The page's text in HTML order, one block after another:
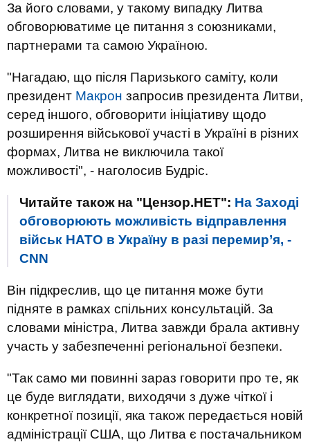
За його словами, у такому випадку Литва
обговорюватиме це питання з союзниками,
партнерами та самою Україною.
"Нагадаю, що після Паризького саміту, коли
президент Макрон запросив президента Литви,
серед іншого, обговорити ініціативу щодо
розширення військової участі в Україні в різних
формах, Литва не виключила такої
можливості", - наголосив Будріс.
Читайте також на "Цензор.НЕТ": На Заході
обговорюють можливість відправлення
військ НАТО в Україну в разі перемир’я, -
CNN
Він підкреслив, що це питання може бути
підняте в рамках спільних консультацій. За
словами міністра, Литва завжди брала активну
участь у забезпеченні регіональної безпеки.
"Так само ми повинні зараз говорити про те, як
це буде виглядати, виходячи з дуже чіткої і
конкретної позиції, яка також передається новій
адміністрації США, що Литва є постачальником